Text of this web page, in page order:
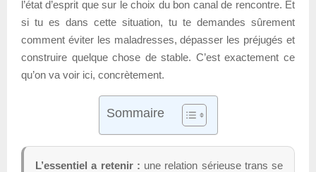
l’état d’esprit que sur le choix du bon canal de rencontre. Et
si tu es dans cette situation, tu te demandes sûrement
comment éviter les maladresses, dépasser les préjugés et
construire quelque chose de stable. C’est exactement ce
qu’on va voir ici, concrètement.
Sommaire
L’essentiel a retenir : une relation sérieuse trans se